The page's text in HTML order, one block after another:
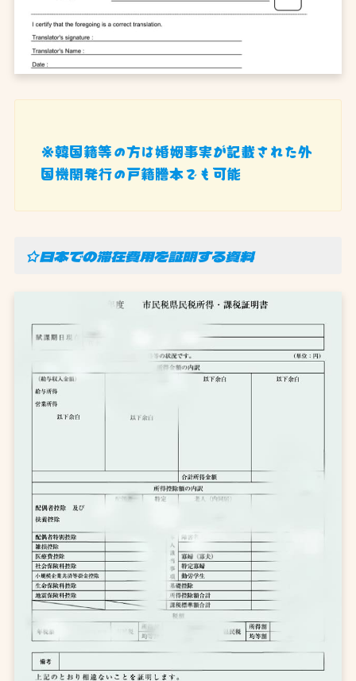
※韓国籍等の方は婚姻事実が記載された外
国機関発行の戸籍謄本でも可能
☆日本での滞在費用を証明する資料